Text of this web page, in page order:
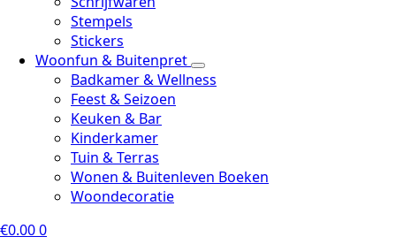
Stempels
Stickers
Woonfun & Buitenpret
Badkamer & Wellness
Feest & Seizoen
Keuken & Bar
Kinderkamer
Tuin & Terras
Wonen & Buitenleven Boeken
Woondecoratie
€0.000